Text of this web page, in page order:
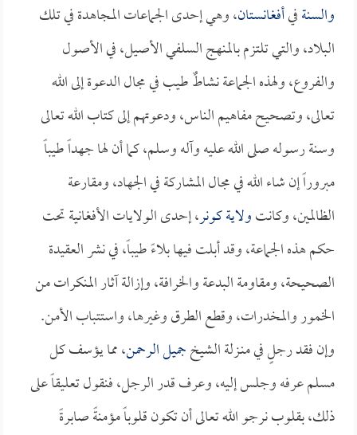
والسنةفيأفغانستان، وهي إحدى الجماعات المجاهدة في تلك
البلاد، والتي تلتزم بالمنهج السلفي الأصيل، في الأصول
والفروع، ولهذه الجماعة نشاطٌ طيب في مجال الدعوة إلى الله
تعالى، وتصحيح مفاهيم الناس، ودعوتهم إلى كتاب الله تعالى
وسنة رسوله صلى الله عليه وآله وسلم، كما أن لها جهداً طيباً
مبروراً إن شاء الله في مجال المشاركة في الجهاد، ومقارعة
الظالمين، وكانتولاية كونر، إحدى الولايات الأفغانية تحت
حكم هذه الجماعة، وقد أبلت فيها بلاءً طيباً، في نشر العقيدة
الصحيحة، ومقاومة البدعة والخرافة، وإزالة آثار المنكرات من
الخمور والمخدرات، وقطع الطرق وغيرها، واستتباب الأمن.
وإن فقد رجلٍ في منـزلة الشيخجميل الرحمن، مما يؤسف كل
مسلم عرفه وجلس إليه، وعرف قدر الرجل، فنقول تعليقاً على
ذلك، بقلوب نرجو الله تعالى أن تكون قلوباً مؤمنةً صابرةً